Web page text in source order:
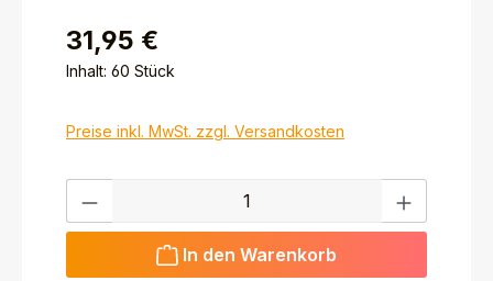
31,95 €
Inhalt: 60 Stück
Preise inkl. MwSt. zzgl. Versandkosten
Produkt Anzahl: Gib den gewünschten Wert ein
In den Warenkorb